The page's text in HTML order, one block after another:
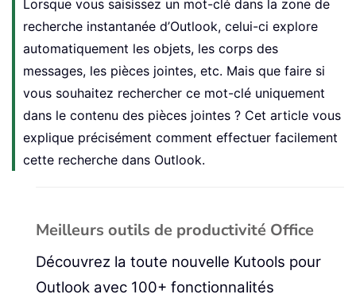
Lorsque vous saisissez un mot-clé dans la zone de
recherche instantanée d’Outlook, celui-ci explore
automatiquement les objets, les corps des
messages, les pièces jointes, etc. Mais que faire si
vous souhaitez rechercher ce mot-clé uniquement
dans le contenu des pièces jointes ? Cet article vous
explique précisément comment effectuer facilement
cette recherche dans Outlook.
Meilleurs outils de productivité Office
Découvrez la toute nouvelle Kutools pour
Outlook avec 100+ fonctionnalités